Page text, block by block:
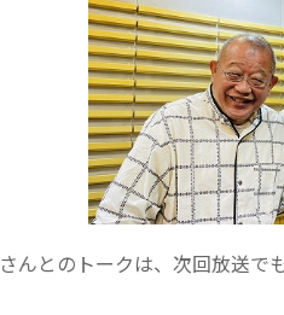
さんとのトークは、次回放送で